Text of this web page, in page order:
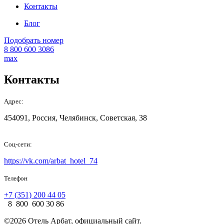
Контакты
Блог
Подобрать номер
8 800 600 3086
max
Контакты
Адрес:
454091, Россия, Челябинск, Советская, 38
Соц-сети:
https://vk.com/arbat_hotel_74
Телефон
+7 (351) 200 44 05
8 800 600 30 86
©2026 Отель Арбат, официальный сайт.